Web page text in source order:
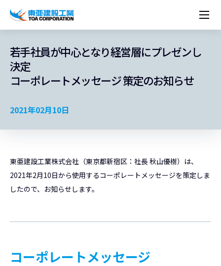
経営理念
トップメッセージ
労働安全衛生・環境・品質方針
営業種目
組織図
ネットワーク
コーポレートメッセージ
沿革
東亜坊や
関連書籍
東亜の歩み ～From 1908 to 2008～
株主・投資家情報
トップメッセージ
中期経営計画資料
IRニュース
最新IR資料
IRカレンダー
シェアードリサーチレポート
経営方針
IRライブラリー
IRイベント
IRサポート
ESGに関する外部評価
実績紹介
施設・用途別
国内から探す
海外から探す
現場レポート
サステナビリティ
トップメッセージ
重要課題とKPI
ESGデータ
環境行動規範
カーボンニュートラルへの取組み
水資源
人権の尊重
健康経営
サプライチェーン・マネジメント
パートナーシップ構築宣言
コーポレートガバナンス
リスクマネジメント
知的財産基本方針
社会貢献活動
技術とサービス
施設・用途から探す
土木技術一覧
所有船舶一覧
海の相談室
冷蔵倉庫の相談室
お問い合わせ
新卒・第二新卒採用情報
カムバック採用
コーポレートメッセージ
若手社員が中心となり経営層にプレゼンし
決定
コーポレートメッセージ 策定のお知らせ
2021年02月10日
東亜建設工業株式会社（東京都新宿区：社長 秋山優樹）は、
2021年2月10日から使用するコーポレートメッセージを策定しま
したので、お知らせします。
コーポレートメッセージ